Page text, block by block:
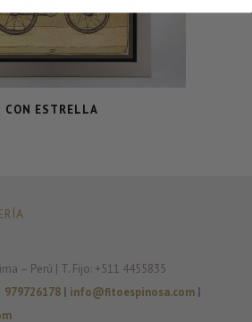
CON ESTRELLA
– Perú | T. Fijo: +511 4455835
979726178 info@fitoespinosa.com